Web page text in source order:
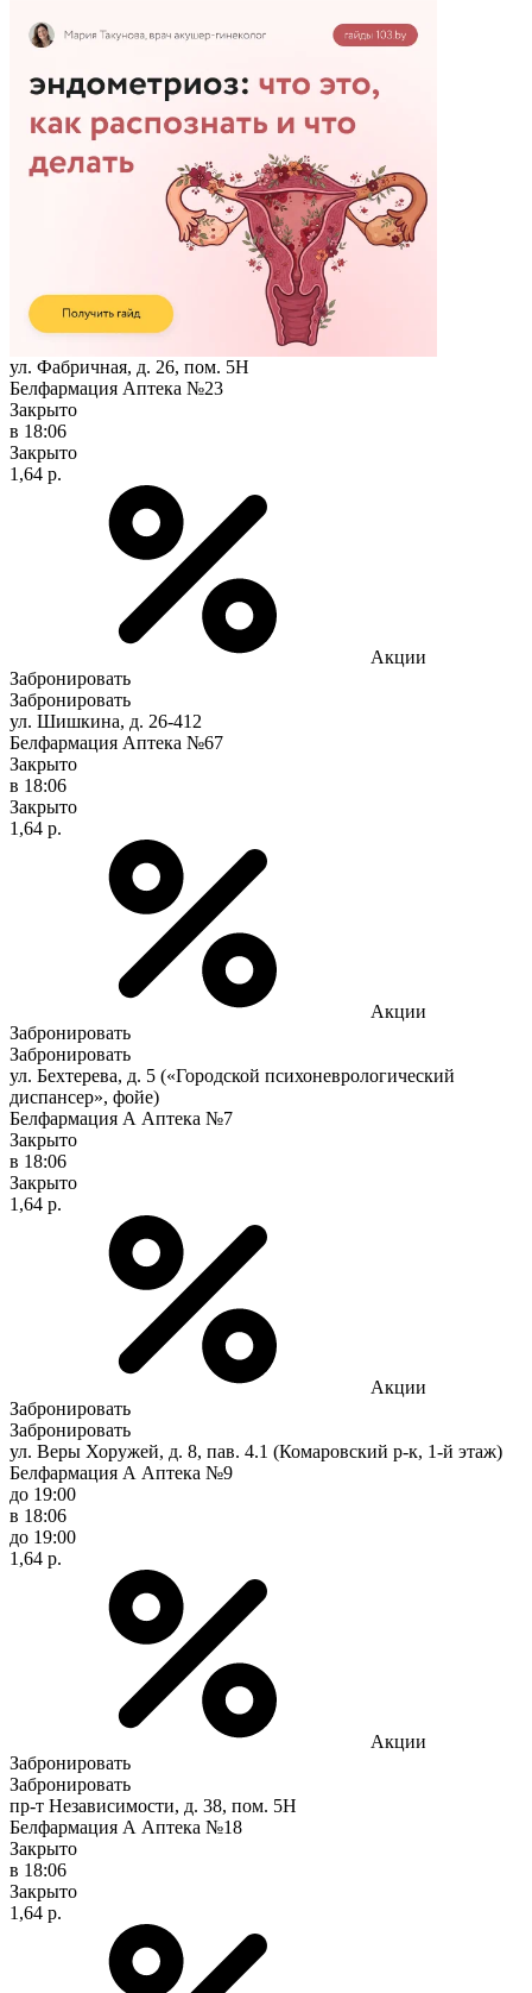
ул. Фабричная, д. 26, пом. 5Н
Белфармация Аптека №23
Закрыто
в 18:06
Закрыто
1,64 р.
Акции
Забронировать
Забронировать
ул. Шишкина, д. 26-412
Белфармация Аптека №67
Закрыто
в 18:06
Закрыто
1,64 р.
Акции
Забронировать
Забронировать
ул. Бехтерева, д. 5 («Городской психоневрологический
диспансер», фойе)
Белфармация А Аптека №7
Закрыто
в 18:06
Закрыто
1,64 р.
Акции
Забронировать
Забронировать
ул. Веры Хоружей, д. 8, пав. 4.1 (Комаровский р-к, 1-й этаж)
Белфармация А Аптека №9
до 19:00
в 18:06
до 19:00
1,64 р.
Акции
Забронировать
Забронировать
пр-т Независимости, д. 38, пом. 5Н
Белфармация А Аптека №18
Закрыто
в 18:06
Закрыто
1,64 р.